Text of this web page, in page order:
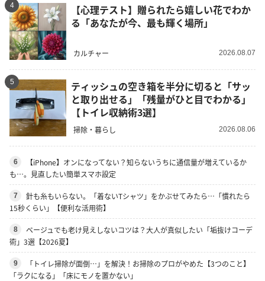
4
【心理テスト】贈られたら嬉しい花でわか
る「あなたが今、最も輝く場所」
カルチャー 2026.08.07
5
ティッシュの空き箱を半分に切ると「サッ
と取り出せる」「残量がひと目でわかる」
【トイレ収納術3選】
掃除・暮らし 2026.08.06
6
【iPhone】オンになってない？知らないうちに通信量が増えているか
も…。見直したい簡単スマホ設定
7
針も糸もいらない。「着ないTシャツ」をかぶせてみたら…「慣れたら
15秒くらい」【便利な活用術】
8
ベージュでも老け見えしないコツは？大人が真似したい「垢抜けコーデ
術」3選【2026夏】
9
「トイレ掃除が面倒…」を解決！お掃除のプロがやめた【3つのこと】
「ラクになる」「床にモノを置かない」